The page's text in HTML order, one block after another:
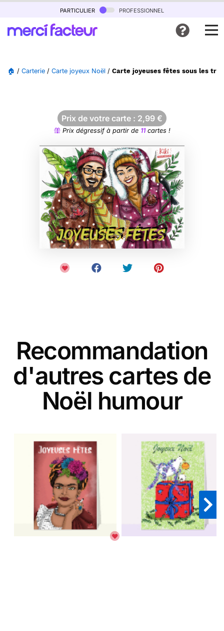
particulier professionnel
🏠 / Carterie / Carte joyeux Noël / Carte joyeuses fêtes sous les
Prix de votre carte : 2,99 €
Prix dégressif à partir de 11cartes !
Recommandation
d'autres cartes de
Noël humour